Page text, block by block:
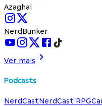
Azaghal
NerdBunker
Ver mais
Podcasts
NerdCastNerdCast RPG